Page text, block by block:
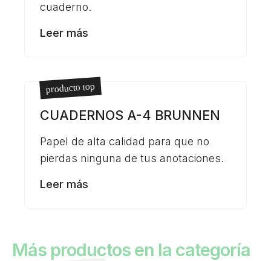
cuaderno.
Leer más
producto top
CUADERNOS A-4 BRUNNEN
Papel de alta calidad para que no
pierdas ninguna de tus anotaciones.
Leer más
Más productos en la categoría